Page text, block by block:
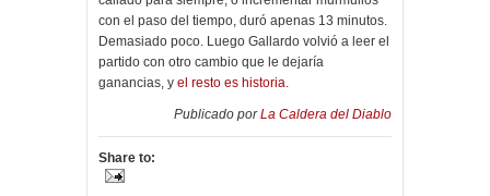
con el paso del tiempo, duró apenas 13 minutos.
Demasiado poco. Luego Gallardo volvió a leer el
partido con otro cambio que le dejaría
ganancias, y el resto es historia
Publicado porLa Caldera del Diablo
Share to: